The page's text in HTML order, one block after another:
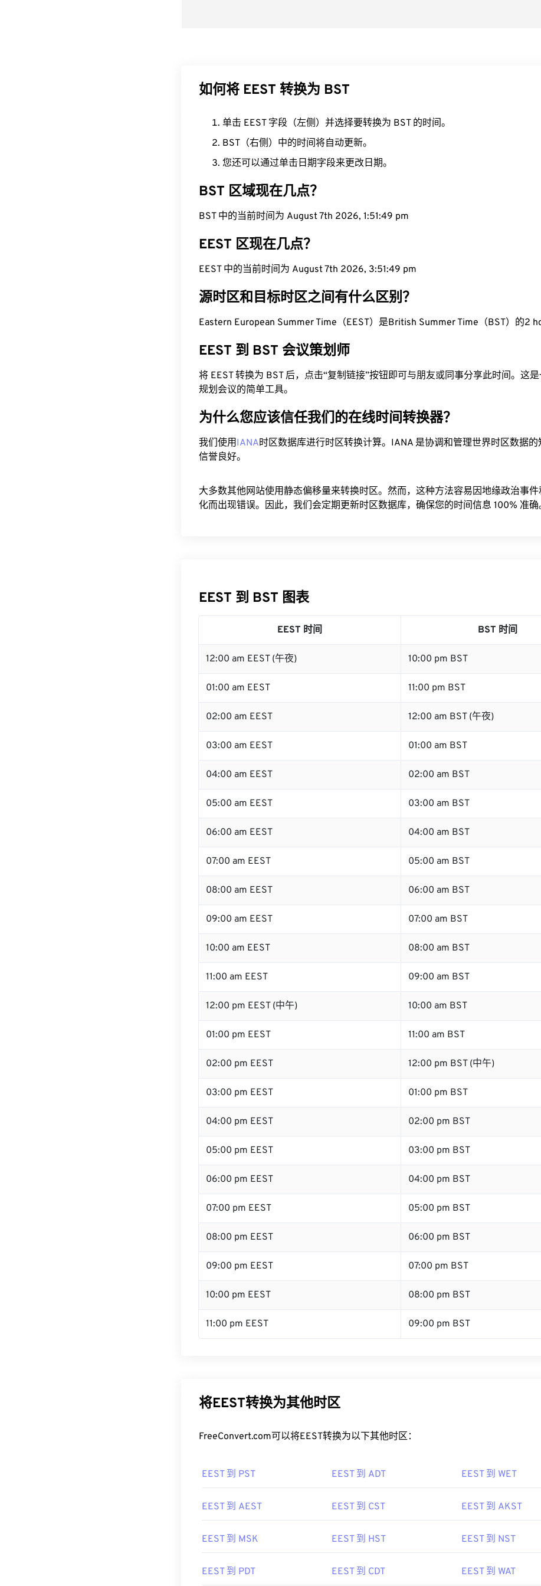
如何将 EEST 转换为 BST
单击 EEST 字段（左侧）并选择要转换为 BST 的时间。
BST（右侧）中的时间将自动更新。
您还可以通过单击日期字段来更改日期。
BST 区域现在几点？
BST 中的当前时间为 August 7th 2026, 1:51:50 pm
EEST 区现在几点？
EEST 中的当前时间为 August 7th 2026, 3:51:50 pm
源时区和目标时区之间有什么区别？
Eastern European Summer Time（EEST）是British Summer Time（BST）的2
EEST 到 BST 会议策划师
将 EEST 转换为 BST 后，点击“复制链接”按钮即可与朋友或同事分享此时间。这
规划会议的简单工具。
为什么您应该信任我们的在线时间转换器？
我们使用IANA时区数据库进行时区转换计算。IANA 是协调和管理世界时区数据的
信誉良好。
大多数其他网站使用静态偏移量来转换时区。然而，这种方法容易因地缘政治事
化而出现错误。因此，我们会定期更新时区数据库，确保您的时间信息 100% 准确
EEST 到 BST 图表
EEST 时间 BST 时间
12:00 am EEST (午夜) 10:00 pm BST
01:00 am EEST 11:00 pm BST
02:00 am EEST 12:00 am BST (午夜)
03:00 am EEST 01:00 am BST
04:00 am EEST 02:00 am BST
05:00 am EEST 03:00 am BST
06:00 am EEST 04:00 am BST
07:00 am EEST 05:00 am BST
08:00 am EEST 06:00 am BST
09:00 am EEST 07:00 am BST
10:00 am EEST 08:00 am BST
11:00 am EEST 09:00 am BST
12:00 pm EEST (中午) 10:00 am BST
01:00 pm EEST 11:00 am BST
02:00 pm EEST 12:00 pm BST (中午)
03:00 pm EEST 01:00 pm BST
04:00 pm EEST 02:00 pm BST
05:00 pm EEST 03:00 pm BST
06:00 pm EEST 04:00 pm BST
07:00 pm EEST 05:00 pm BST
08:00 pm EEST 06:00 pm BST
09:00 pm EEST 07:00 pm BST
10:00 pm EEST 08:00 pm BST
11:00 pm EEST 09:00 pm BST
将EEST转换为其他时区
FreeConvert.com可以将EEST转换为以下其他时区：
EEST 到 PST EEST 到 ADT EEST 到 WET
EEST 到 AEST EEST 到 CST EEST 到 AKST
EEST 到 MSK EEST 到 HST EEST 到 NST
EEST 到 PDT EEST 到 CDT EEST 到 WAT